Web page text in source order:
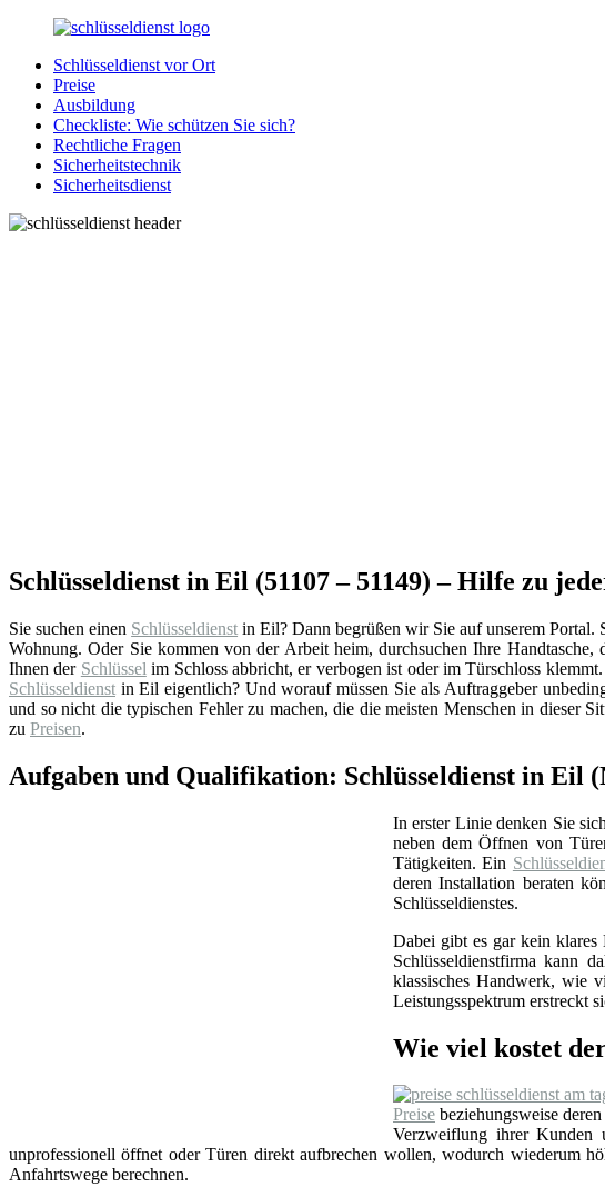
Zurück
Inhalt
SchluesseldienstDirekt.de
Ihre
Notlage
wird
gelöst!
Schlüsseldienst vor Ort
Preise
Ausbildung
Checkliste: Wie schützen Sie sich?
Rechtliche Fragen
Sicherheitstechnik
Sicherheitsdienst
Schlüsseldienst in Eil (51107 – 51149) – Hilfe zu
Sie suchen einen Schlüsseldienst in Eil? Dann begrüßen wir Sie auf unserem Portal.
Wohnung. Oder Sie kommen von der Arbeit heim, durchsuchen Ihre Handtasche,
Ihnen der Schlüssel im Schloss abbricht, er verbogen ist oder im Türschloss
Schlüsseldienst in Eil eigentlich? Und worauf müssen Sie als Auftraggeber
und so nicht die typischen Fehler zu machen, die die meisten Menschen in dieser
zu Preisen.
Aufgaben und Qualifikation: Schlüsseldienst in Eil
In erster Linie denken Sie
neben dem Öffnen von
Tätigkeiten. Ein
deren Installation beraten
Schlüsseldienstes.
Dabei gibt es gar kein
Schlüsseldienstfirma kann
klassisches Handwerk, wie
Leistungsspektrum erstreckt
Wie viel kostet
Preise beziehungsweise
Verzweiflung ihrer Kunden
unprofessionell öffnet oder Türen direkt aufbrechen wollen, wodurch wiederum
Anfahrtswege berechnen.